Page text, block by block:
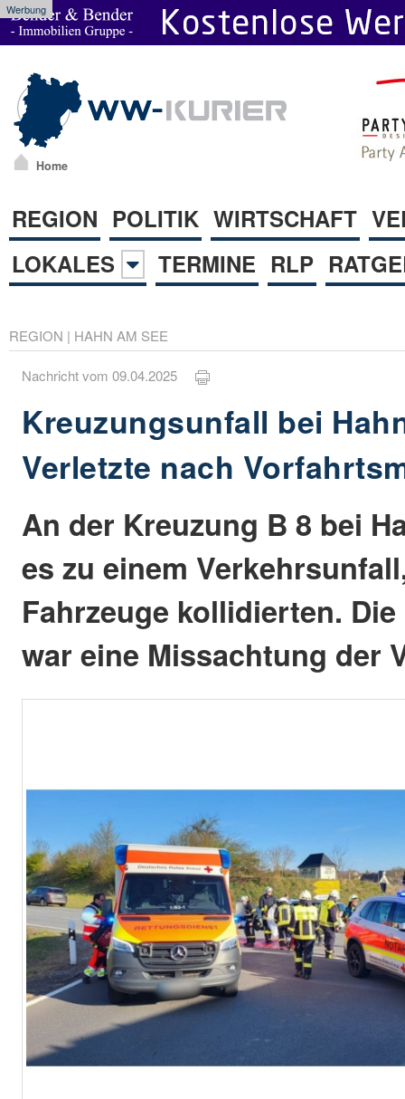
Werbung
Home
REGION POLITIK WIRTSCHAFT
LOKALES
TERMINE RLP
REGION | HAHN AM SEE
Nachricht vom 09.04.2025
Kreuzungsunfall bei
Verletzte nach
An der Kreuzung B 8 bei
es zu einem
Fahrzeuge kollidierten.
war eine Missachtung der